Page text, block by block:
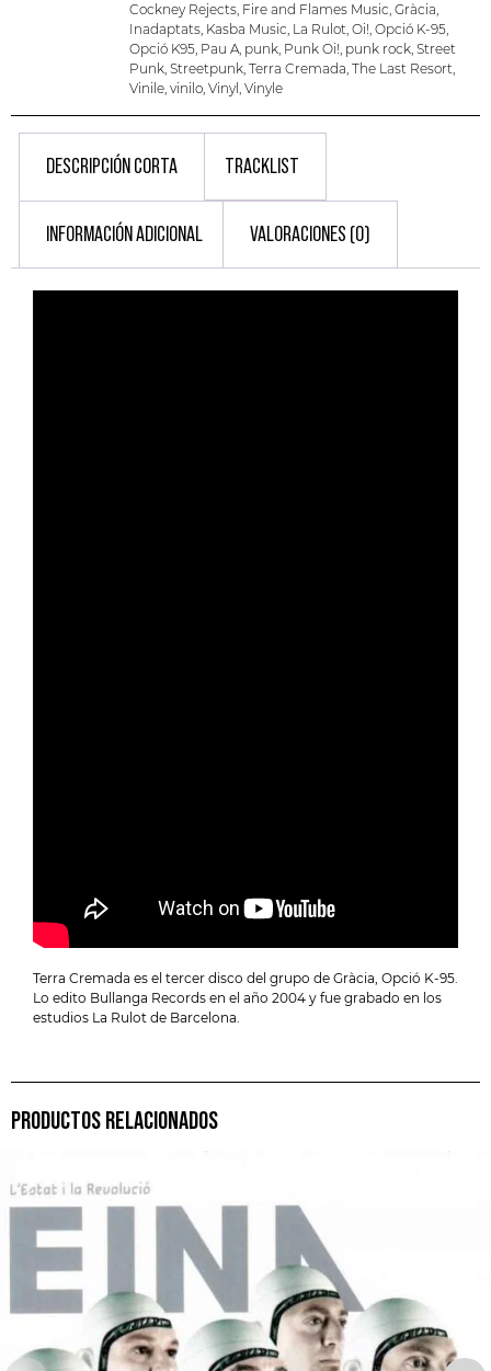
Cockney Rejects, Fire and Flames Music, Gràcia,
Inadaptats, Kasba Music, La Rulot, Oi!, Opció K-95,
Opció K95, Pau A, punk, Punk Oi!, punk rock, Street
Punk, Streetpunk, Terra Cremada, The Last Resort,
Vinile, vinilo, Vinyl, Vinyle
DESCRIPCIÓN CORTA TRACKLIST
INFORMACIÓN ADICIONAL VALORACIONES (0)
Terra Cremada es el tercer disco del grupo de Gràcia, Opció K-95.
Lo edito Bullanga Records en el año 2004 y fue grabado en los
estudios La Rulot de Barcelona.
PRODUCTOS RELACIONADOS